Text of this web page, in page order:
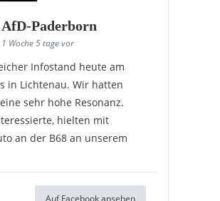
AfD-Paderborn
1 Woche 5 tage vor
Infostand heute am
in Lichtenau. Wir hatten
sehr hohe Resonanz.
hielten mit
an der B68 an unserem
Auf Facebook ansehen